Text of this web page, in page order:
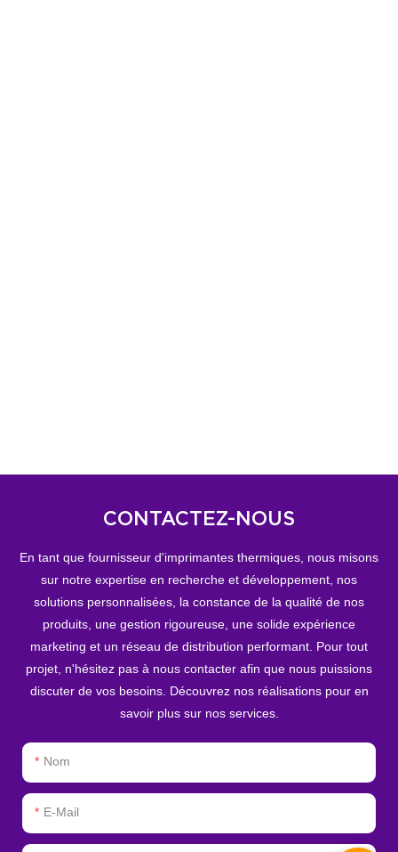
CONTACTEZ-NOUS
En tant que fournisseur d'imprimantes thermiques, nous misons
sur notre expertise en recherche et développement, nos
solutions personnalisées, la constance de la qualité de nos
produits, une gestion rigoureuse, une solide expérience
marketing et un réseau de distribution performant. Pour tout
projet, n'hésitez pas à nous contacter afin que nous puissions
discuter de vos besoins. Découvrez nos réalisations pour en
savoir plus sur nos services.
Nom
E-Mail